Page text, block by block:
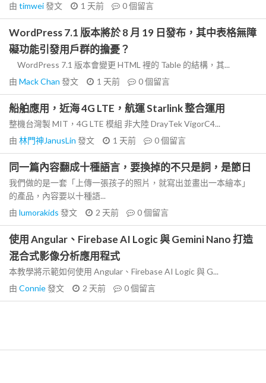
由 timwei發文 1 天前 0個留言
WordPress 7.1 版本將於 8 月 19 日發布，其中表格無障
礙功能引發用戶群的擔憂？
WordPress 7.1 版本會變更 HTML 裡的 Table 的結構，其...
由 Mack Chan 發文 1 天前 0個留言
船舶應用，近海 4G LTE，航運 Starlink 整合運用
整機台灣製 MIT，4G LTE 模組 非大陸 DrayTek VigorC4...
由 林門神JanusLin 發文 1 天前 0個留言
同一篇內容翻成十種語言，要換掉的不只是詞，是節日
我們做的是一套「上傳一張孩子的照片，就寫出並畫出一本繪本」
的產品，內容要以十種語...
由 lumorakids 發文 2 天前 0個留言
使用 Angular、Firebase AI Logic 與 Gemini Nano 打造
混合式影像分析應用程式
本教學將示範如何使用 Angular、Firebase AI Logic 與 G...
由 Connie發文 2 天前 0個留言